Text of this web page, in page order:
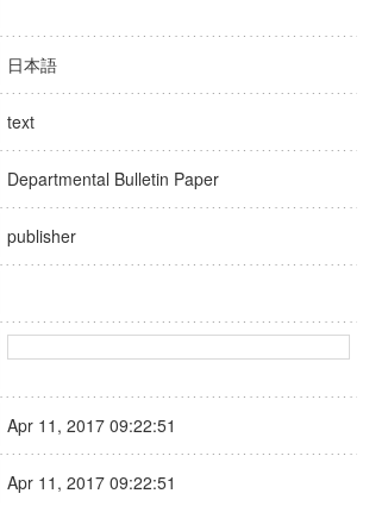
日本語
text
Departmental Bulletin Paper
publisher
Apr 11, 2017 09:22:51
Apr 11, 2017 09:22:51